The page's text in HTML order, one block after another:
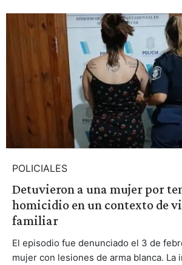
POLICIALES
Detuvieron a una mujer por
homicidio en un contexto de
familiar
El episodio fue denunciado el 3 de
mujer con lesiones de arma blanca. La